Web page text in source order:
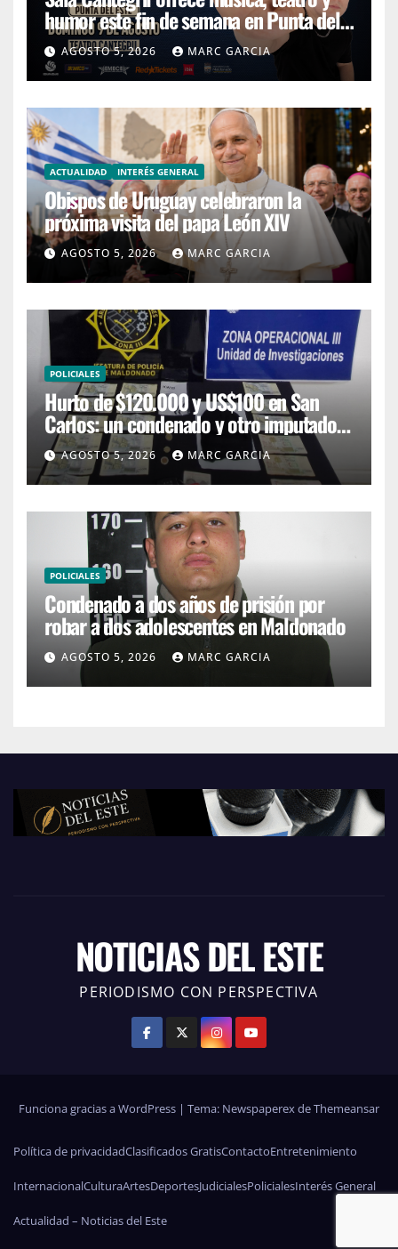
humor este fin de semana en Punta del
EsteAGOSTO 5, 2026 MARC GARCIA
ACTUALIDAD INTERÉS GENERAL
Obispos de Uruguay celebraron la
próxima visita del papa León XIV
AGOSTO 5, 2026 MARC GARCIA
POLICIALES
Hurto de $120.000 y US$100 en San
Carlos: un condenado y otro imputado
con prisión preventiva
AGOSTO 5, 2026 MARC GARCIA
POLICIALES
Condenado a dos años de prisión por
robar a dos adolescentes en Maldonado
AGOSTO 5, 2026 MARC GARCIA
NOTICIAS DEL ESTE
PERIODISMO CON PERSPECTIVA
Funciona gracias a WordPress | Tema: Newspaperex deThemeansar
Política de privacidadClasificados GratisContactoEntretenimiento
InternacionalCulturaArtesDeportesJudicialesPolicialesInterés General
Actualidad – Noticias del Este